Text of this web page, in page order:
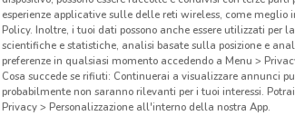
esperienze applicative sulle delle reti wireless, come
Policy. Inoltre, i tuoi dati possono anche essere utilizzati per
scientifiche e statistiche, analisi basate sulla posizione e
preferenze in qualsiasi momento accedendo a Menu >
Cosa succede se rifiuti: Continuerai a visualizzare annunci
probabilmente non saranno rilevanti per i tuoi interessi.
Privacy > Personalizzazione all'interno della nostra App.